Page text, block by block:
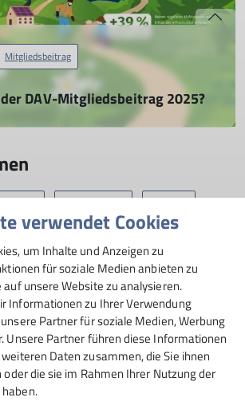
Mitgliedsbeitrag
DAV-Mitgliedsbeitrag 2025?
können, wie wir sind
müssen wir unseren Jahresbeitrag um 3
ihr die Gründe.
Aktuelles Aus der Sektion Bergsport
Kletterzentrum Zuckerturm
Mitgliedsbeitrag Mitteilungsheft
Wanderung Wettkampf
verwendet Cookies
um Inhalte und Anzeigen zu
für soziale Medien anbieten zu
unsere Website zu analysieren.
Informationen zu Ihrer Verwendung
Partner für soziale Medien, Werbung
Unsere Partner führen diese Informationen
Daten zusammen, die Sie ihnen
die sie im Rahmen Ihrer Nutzung der